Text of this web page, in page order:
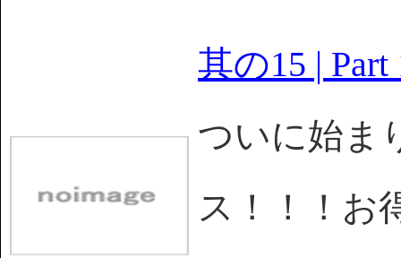
其の15 | Part
ついに始ま
ス！！！お